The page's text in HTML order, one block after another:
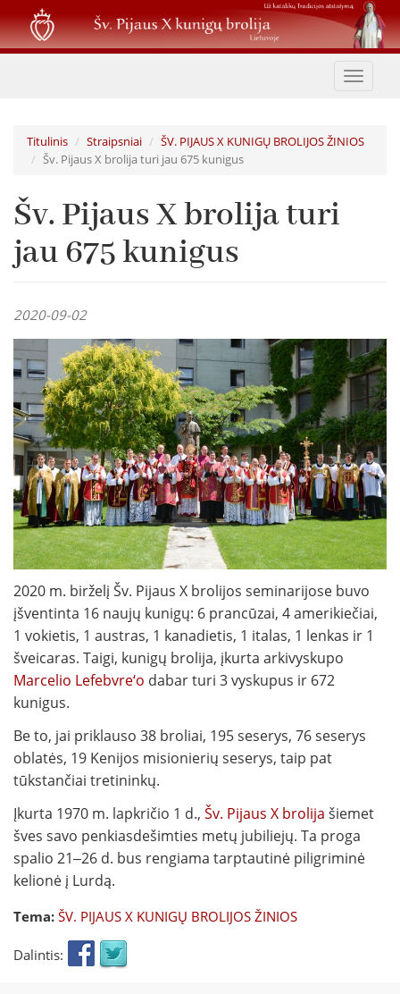
Pereiti
į
pagrindinį
Toggle
Titulinis Straipsniai
ŠV. PIJAUS X KUNIGŲ BROLIJOS ŽINIOS
Šv. Pijaus X brolija turi jau 675 kunigus
Šv. Pijaus X brolija turi
jau 675 kunigus
2020-09-02
2020 m. birželį Šv. Pijaus X brolijos seminarijose buvo
įšventinta 16 naujų kunigų: 6 prancūzai, 4 amerikiečiai,
1 vokietis, 1 austras, 1 kanadietis, 1 italas, 1 lenkas ir 1
šveicaras. Taigi, kunigų brolija, įkurta arkivyskupo
Marcelio Lefebvre‘o dabar turi 3 vyskupus ir 672
kunigus.
Be to, jai priklauso 38 broliai, 195 seserys, 76 seserys
oblatės, 19 Kenijos misionierių seserys, taip pat
tūkstančiai tretininkų.
Įkurta 1970 m. lapkričio 1 d., Šv. Pijaus X brolija šiemet
šves savo penkiasdešimties metų jubiliejų. Ta proga
spalio 21‒26 d. bus rengiama tarptautinė piligriminė
kelionė į Lurdą.
Tema: ŠV. PIJAUS X KUNIGŲ BROLIJOS ŽINIOS
Dalintis: